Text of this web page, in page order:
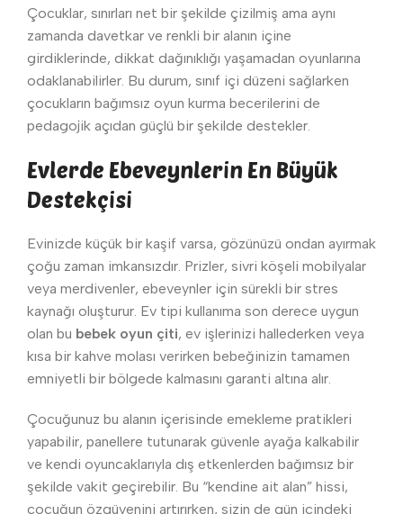
Çocuklar, sınırları net bir şekilde çizilmiş ama aynı
zamanda davetkar ve renkli bir alanın içine
girdiklerinde, dikkat dağınıklığı yaşamadan oyunlarına
odaklanabilirler. Bu durum, sınıf içi düzeni sağlarken
çocukların bağımsız oyun kurma becerilerini de
pedagojik açıdan güçlü bir şekilde destekler.
Evlerde Ebeveynlerin En Büyük
Destekçisi
Evinizde küçük bir kaşif varsa, gözünüzü ondan ayırmak
çoğu zaman imkansızdır. Prizler, sivri köşeli mobilyalar
veya merdivenler, ebeveynler için sürekli bir stres
kaynağı oluşturur. Ev tipi kullanıma son derece uygun
olan bu bebek oyun çiti, ev işlerinizi hallederken veya
kısa bir kahve molası verirken bebeğinizin tamamen
emniyetli bir bölgede kalmasını garanti altına alır.
Çocuğunuz bu alanın içerisinde emekleme pratikleri
yapabilir, panellere tutunarak güvenle ayağa kalkabilir
ve kendi oyuncaklarıyla dış etkenlerden bağımsız bir
şekilde vakit geçirebilir. Bu “kendine ait alan” hissi,
çocuğun özgüvenini artırırken, sizin de gün içindeki